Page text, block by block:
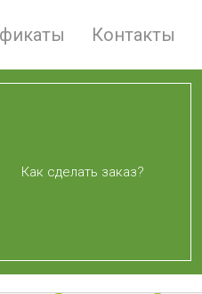
Контакты
Как сделать заказ?